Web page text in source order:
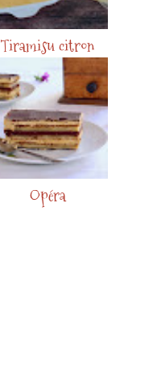
Tiramisu citron
Opéra